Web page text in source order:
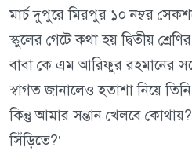
মার্চ দুপুরে মিরপুর ১০ নম্বর
স্কুলের গেটে কথা হয় দ্বিতীয়
বাবা কে এম আরিফুর রহমানের
স্বাগত জানালেও হতাশা নিয়ে
কিন্তু আমার সন্তান খেলবে
সিঁড়িতে?’